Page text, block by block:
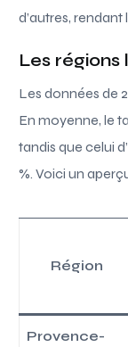
d’autres,
Les régions
Les données de
En moyenne, le
tandis que celui
%. Voici un
Région
Provence-